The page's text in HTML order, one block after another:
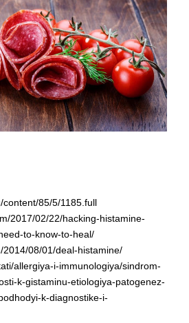
85/5/1185.full
2017/02/22/hacking-histamine-
to-know-to-heal/
2014/08/01/deal-histamine/
allergiya-i-immunologiya/sindrom-
k-gistaminu-etiologiya-patogenez-
k-diagnostike-i-